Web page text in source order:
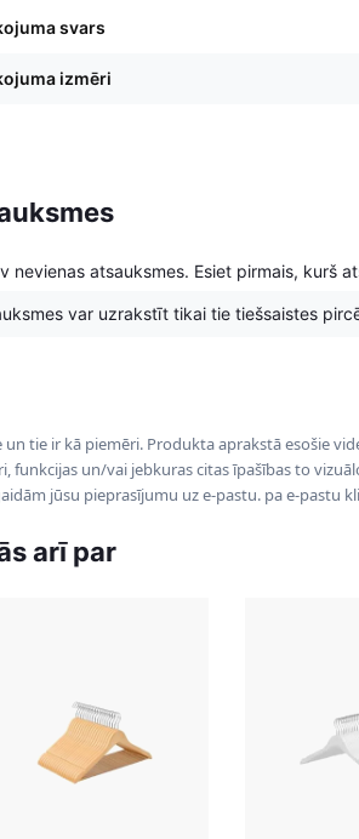
svars
izmēri
nevienas atsauksmes. Esiet pirmais, kurš
var uzrakstīt tikai tie tiešsaistes
tie ir kā piemēri. Produkta aprakstā esošie
funkcijas un/vai jebkuras citas īpašības to
jūsu pieprasījumu uz e-pastu. pa e-pastu
arī par